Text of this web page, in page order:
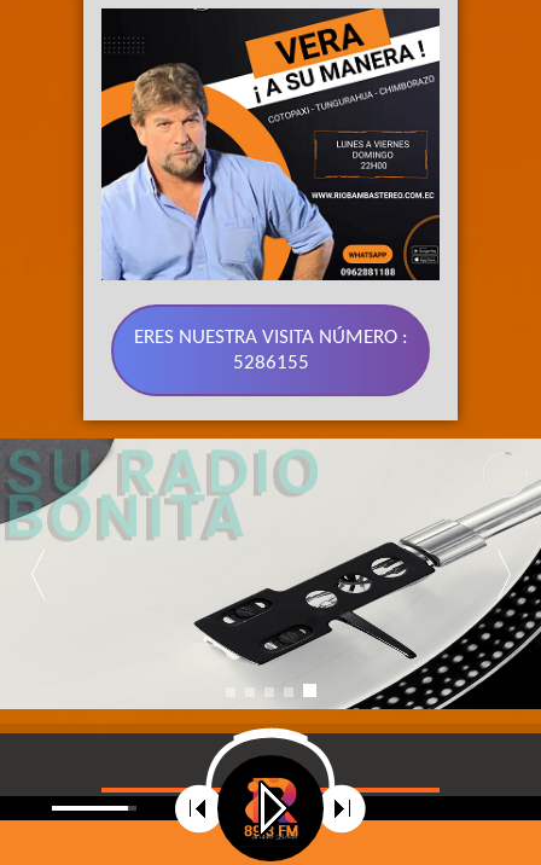
ERES NUESTRA VISITA NÚMERO :
5286155
89.3 FM
SU RADIO
BONITA
Radio Riobamba Stereo 89.3 FM, Su radio